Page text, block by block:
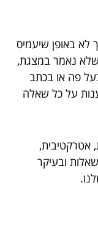
לא באופן שיעמיס
נאמר במצגת,
פה או בכתב
על כל שאלה
אטרקטיבית,
ובעיקר